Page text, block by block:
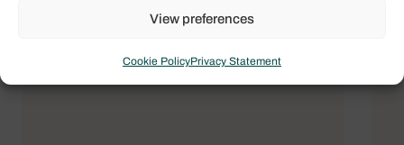
View preferences
Cookie PolicyPrivacy Statement